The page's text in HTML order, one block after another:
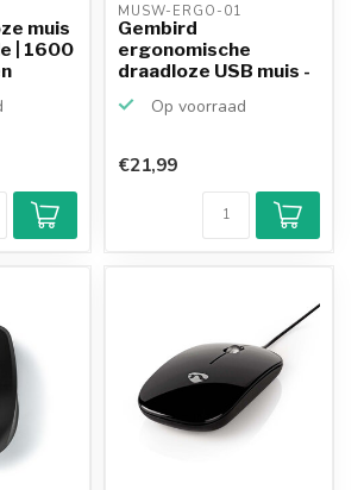
muis
| 1600
MUSW-ERGO-01
Gembird
ergonomische
draadloze USB muis -
Op voorraad
€21,99